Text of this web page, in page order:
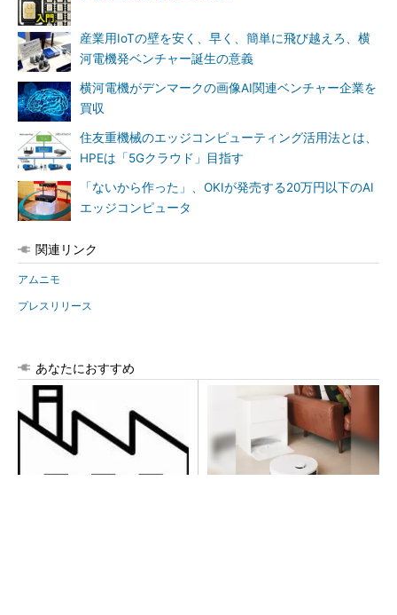
産業用IoTの壁を安く、早く、簡単に飛び越えろ、横
河電機発ベンチャー誕生の意義
横河電機がデンマークの画像AI関連ベンチャー企業を
買収
住友重機械のエッジコンピューティング活用法とは、
HPEは「5Gクラウド」目指す
「ないから作った」、OKIが発売する20万円以下のAI
エッジコンピュータ
関連リンク
アムニモ
プレスリリース
あなたにおすすめ